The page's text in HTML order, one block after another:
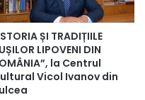
ȘI TRADIȚIILE
LIPOVENI DIN
la Centrul
Vicol Ivanov din